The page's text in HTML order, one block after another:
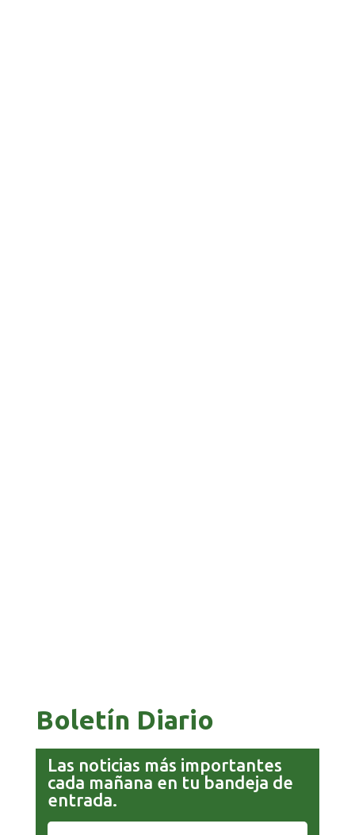
Boletín Diario
Las noticias más importantes
cada mañana en tu bandeja de
entrada.